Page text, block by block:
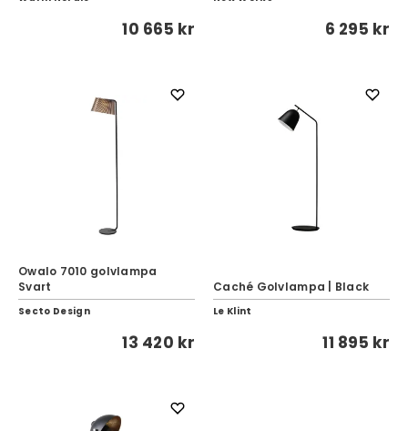
10 665 kr 6 295 kr
Owalo 7010 golvlampa
Svart
Secto Design
13 420 kr
Caché Golvlampa | Black
Le Klint
11 895 kr